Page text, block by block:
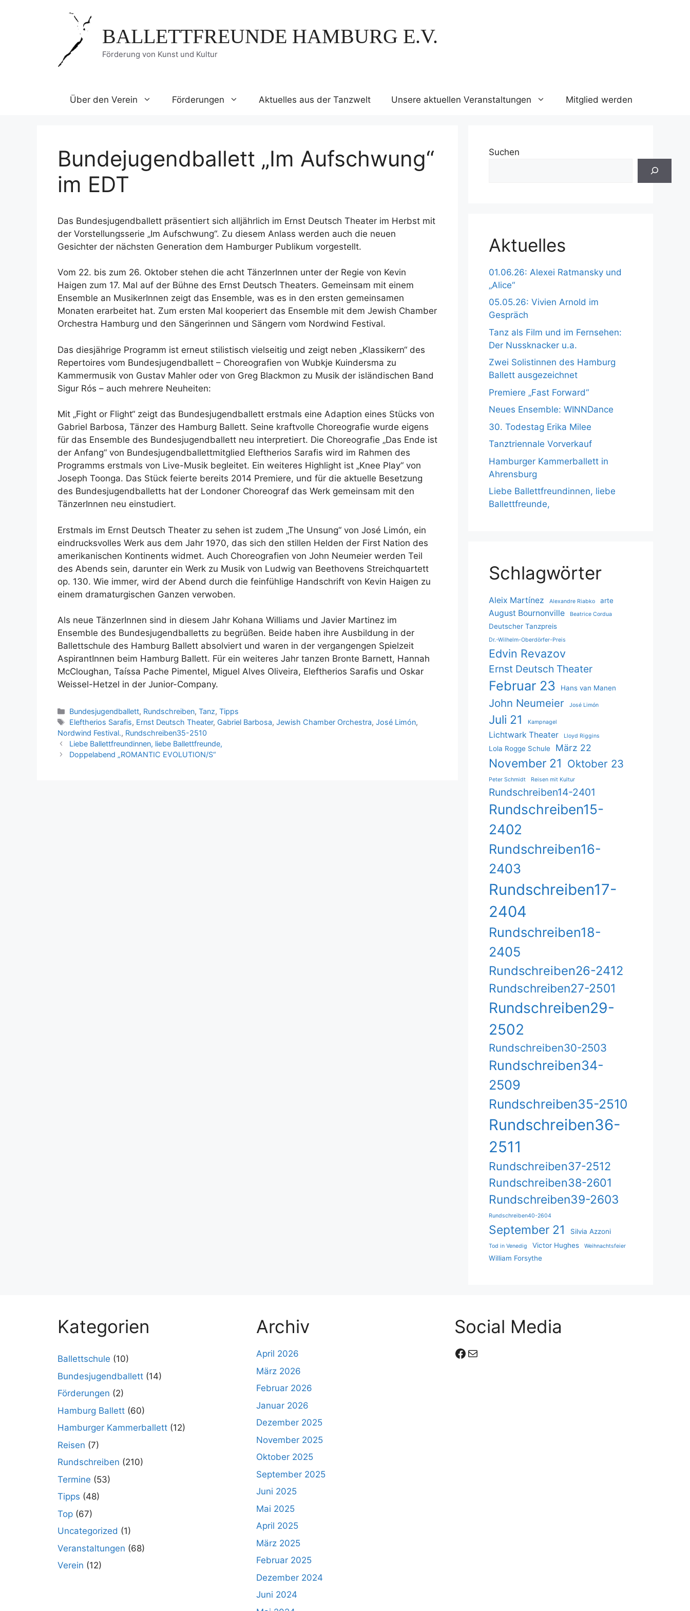
BALLETTFREUNDE HAMBURG E.V.
Förderung von Kunst und Kultur
Über den Verein Förderungen Aktuelles aus der Tanzwelt Unsere aktuellen Veranstaltungen Mitglied werden
Bundejugendballett „Im Aufschwung“
im EDT
Das Bundesjugendballett präsentiert sich alljährlich im Ernst Deutsch Theater im Herbst mit
der Vorstellungsserie „Im Aufschwung“. Zu diesem Anlass werden auch die neuen
Gesichter der nächsten Generation dem Hamburger Publikum vorgestellt.
Vom 22. bis zum 26. Oktober stehen die acht TänzerInnen unter der Regie von Kevin
Haigen zum 17. Mal auf der Bühne des Ernst Deutsch Theaters. Gemeinsam mit einem
Ensemble an MusikerInnen zeigt das Ensemble, was es in den ersten gemeinsamen
Monaten erarbeitet hat. Zum ersten Mal kooperiert das Ensemble mit dem Jewish Chamber
Orchestra Hamburg und den Sängerinnen und Sängern vom Nordwind Festival.
Das diesjährige Programm ist erneut stilistisch vielseitig und zeigt neben „Klassikern“ des
Repertoires vom Bundesjugendballett – Choreografien von Wubkje Kuindersma zu
Kammermusik von Gustav Mahler oder von Greg Blackmon zu Musik der isländischen Band
Sigur Rós – auch mehrere Neuheiten:
Mit „Fight or Flight“ zeigt das Bundesjugendballett erstmals eine Adaption eines Stücks von
Gabriel Barbosa, Tänzer des Hamburg Ballett. Seine kraftvolle Choreografie wurde eigens
für das Ensemble des Bundesjugendballett neu interpretiert. Die Choreografie „Das Ende ist
der Anfang“ von Bundesjugendballettmitglied Eleftherios Sarafis wird im Rahmen des
Programms erstmals von Live-Musik begleitet. Ein weiteres Highlight ist „Knee Play“ von
Joseph Toonga. Das Stück feierte bereits 2014 Premiere, und für die aktuelle Besetzung
des Bundesjugendballetts hat der Londoner Choreograf das Werk gemeinsam mit den
TänzerInnen neu einstudiert.
Erstmals im Ernst Deutsch Theater zu sehen ist zudem „The Unsung“ von José Limón, ein
eindrucksvolles Werk aus dem Jahr 1970, das sich den stillen Helden der First Nation des
amerikanischen Kontinents widmet. Auch Choreografien von John Neumeier werden Teil
des Abends sein, darunter ein Werk zu Musik von Ludwig van Beethovens Streichquartett
op. 130. Wie immer, wird der Abend durch die feinfühlige Handschrift von Kevin Haigen zu
einem dramaturgischen Ganzen verwoben.
Als neue TänzerInnen sind in diesem Jahr Kohana Williams und Javier Martinez im
Ensemble des Bundesjugendballetts zu begrüßen. Beide haben ihre Ausbildung in der
Ballettschule des Hamburg Ballett absolviert und waren in der vergangengen Spielzeit
AspirantInnen beim Hamburg Ballett. Für ein weiteres Jahr tanzen Bronte Barnett, Hannah
McCloughan, Taíssa Pache Pimentel, Miguel Alves Oliveira, Eleftherios Sarafis und Oskar
Weissel-Hetzel in der Junior-Company.
Kategorien
Bundesjugendballett, Rundschreiben,Tanz,Tipps
Schlagwörter
Eleftherios Sarafis, Ernst Deutsch Theater, Gabriel Barbosa,Jewish Chamber Orchestra,José Limón,
Nordwind Festival., Rundschreiben35-2510
Liebe Ballettfreundinnen, liebe Ballettfreunde,
Doppelabend „ROMANTIC EVOLUTION/S“
Suchen
Aktuelles
01.06.26: Alexei Ratmansky und
„Alice“
05.05.26: Vivien Arnold im
Gespräch
Tanz als Film und im Fernsehen:
Der Nussknacker u.a.
Zwei Solistinnen des Hamburg
Ballett ausgezeichnet
Premiere „Fast Forward“
Neues Ensemble: WINNDance
30. Todestag Erika Milee
Tanztriennale Vorverkauf
Hamburger Kammerballett in
Ahrensburg
Liebe Ballettfreundinnen, liebe
Ballettfreunde,
Schlagwörter
Aleix Martínez Alexandre Riabko arte
August Bournonville Beatrice Cordua
Deutscher Tanzpreis
Dr.-Wilhelm-Oberdörfer-Preis
Edvin Revazov
Ernst Deutsch Theater
Februar 23 Hans van Manen
John Neumeier José Limón
Juli 21 Kampnagel
Lichtwark Theater Lloyd Riggins
Lola Rogge Schule März 22
November 21 Oktober 23
Peter Schmidt Reisen mit Kultur
Rundschreiben14-2401
Rundschreiben15-
2402
Rundschreiben16-
2403
Rundschreiben17-
2404
Rundschreiben18-
2405
Rundschreiben26-2412
Rundschreiben27-2501
Rundschreiben29-
2502
Rundschreiben30-2503
Rundschreiben34-
2509
Rundschreiben35-2510
Rundschreiben36-
2511
Rundschreiben37-2512
Rundschreiben38-2601
Rundschreiben39-2603
Rundschreiben40-2604
September 21 Silvia Azzoni
Tod in Venedig Victor Hughes Weihnachtsfeier
William Forsythe
Kategorien
Ballettschule (10)
Bundesjugendballett (14)
Förderungen (2)
Hamburg Ballett (60)
Hamburger Kammerballett (12)
Reisen (7)
Rundschreiben (210)
Termine (53)
Tipps (48)
Top (67)
Uncategorized (1)
Veranstaltungen (68)
Verein (12)
Archiv
April 2026
März 2026
Februar 2026
Januar 2026
Dezember 2025
November 2025
Oktober 2025
September 2025
Juni 2025
Mai 2025
April 2025
März 2025
Februar 2025
Dezember 2024
Juni 2024
Social Media
Facebook
E-Mail